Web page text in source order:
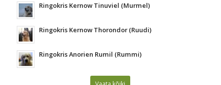
Ringokris Kernow Tinuviel (Murmel)
Ringokris Kernow Thorondor (Ruudi)
Ringokris Anorien Rumil (Rummi)